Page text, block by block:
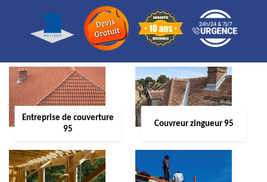
Entreprise de couverture
95
Couvreur zingueur 95